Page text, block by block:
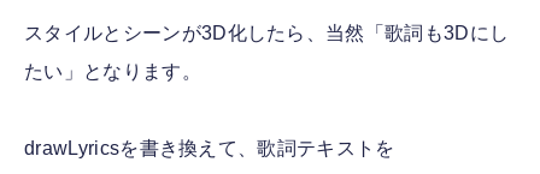
スタイルとシーンが3D化したら、当然「歌詞も3Dにし
たい」となります。
drawLyricsを書き換えて、歌詞テキストを